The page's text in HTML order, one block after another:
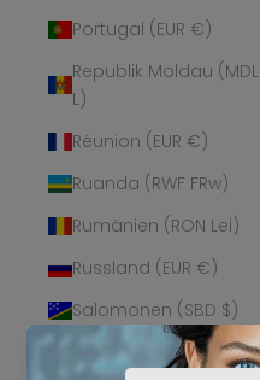
Portugal (EUR €)
Republik Moldau (MDL
L)
Réunion (EUR €)
Ruanda (RWF FRw)
Rumänien (RON Lei)
Russland (EUR €)
Salomonen (SBD $)
Sambia (EUR €)